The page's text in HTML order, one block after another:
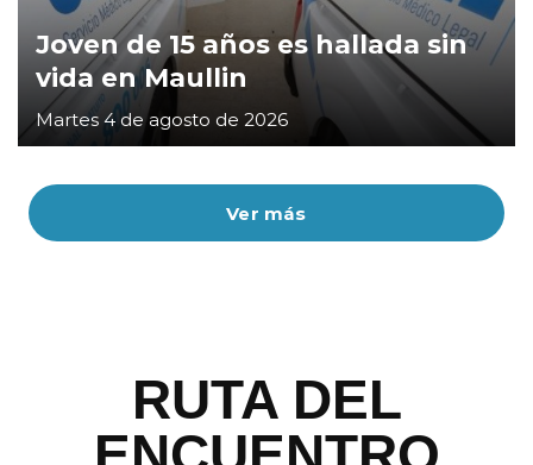
Ver más
Joven de 15 años es hallada sin
vida en Maullin
Martes 4 de agosto de 2026
RUTA DEL